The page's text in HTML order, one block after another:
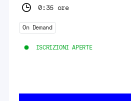
0:35 ore
On Demand
ISCRIZIONI APERTE